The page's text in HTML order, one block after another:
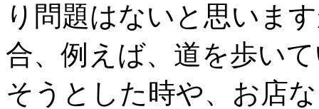
り問題はないと思いま
合、例えば、道を歩い
そうとした時や、お店